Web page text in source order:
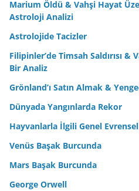
Marium Öldü & Vahşi Hayat
Astroloji Analizi
Astrolojide Tacizler
Filipinler’de Timsah Saldırısı
Bir Analiz
Grönland’ı Satın Almak &
Dünyada Yangınlarda Rekor
Hayvanlarla İlgili Genel
Venüs Başak Burcunda
Mars Başak Burcunda
George Orwell